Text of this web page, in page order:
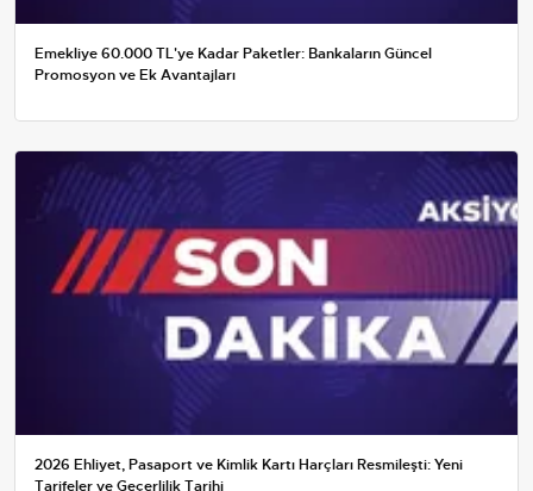
Emekliye 60.000 TL'ye Kadar Paketler: Bankaların Güncel
Promosyon ve Ek Avantajları
2026 Ehliyet, Pasaport ve Kimlik Kartı Harçları Resmileşti: Yeni
Tarifeler ve Geçerlilik Tarihi